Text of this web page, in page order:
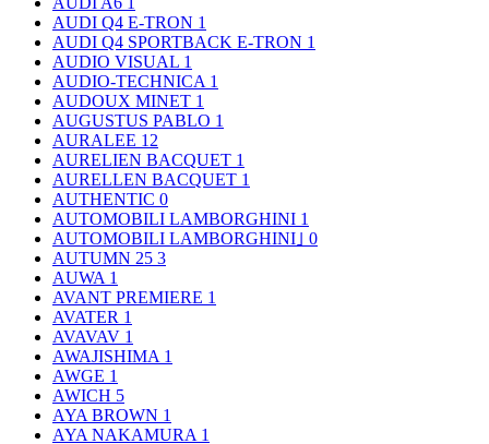
AUDI Q4 E-TRON 1
AUDI Q4 SPORTBACK E-TRON 1
AUDIO VISUAL 1
AUDIO-TECHNICA 1
AUDOUX MINET 1
AUGUSTUS PABLO 1
AURALEE 12
AURELIEN BACQUET 1
AURELLEN BACQUET 1
AUTHENTIC 0
AUTOMOBILI LAMBORGHINI 1
AUTOMOBILI LAMBORGHINI｣ 0
AUTUMN 25 3
AUWA 1
AVANT PREMIERE 1
AVATER 1
AVAVAV 1
AWAJISHIMA 1
AWGE 1
AWICH 5
AYA BROWN 1
AYA NAKAMURA 1